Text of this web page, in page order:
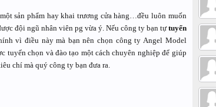
sản phẩm hay khai trương cửa hàng…đều luôn muốn
đội ngũ nhân viên pg vừa ý. Nếu công ty bạn tựtuyển
vì điều này mà bạn nên chọn công ty Angel Model
chọn và đào tạo một cách chuyên nghiệp để giúp
chí mà quý công ty bạn đưa ra.